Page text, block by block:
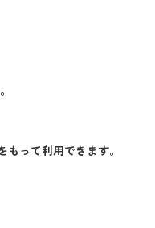
って利用できます。